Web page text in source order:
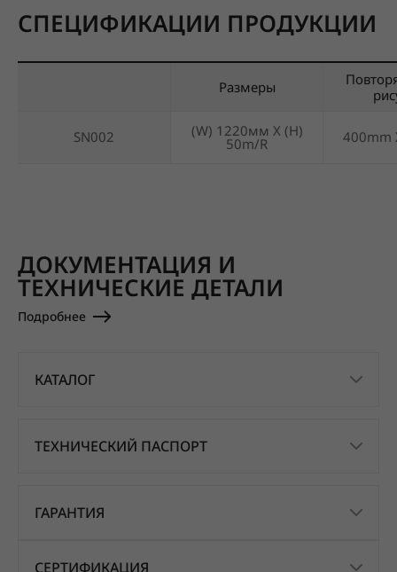
СПЕЦИФИКАЦИИ ПРОДУКЦИИ
Размеры
SN002 (W) 1220мм X (H)
50m/R 400mm
ДОКУМЕНТАЦИЯ И
ТЕХНИЧЕСКИЕ ДЕТАЛИ
Подробнее
КАТАЛОГ
ТЕХНИЧЕСКИЙ ПАСПОРТ
ГАРАНТИЯ
СЕРТИФИКАЦИЯ